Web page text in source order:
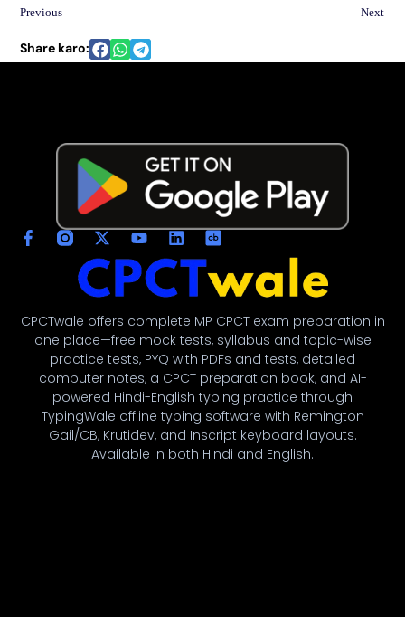
Previous Next
Share karo:
CPCTwale offers complete MP CPCT exam preparation in
one place—free mock tests, syllabus and topic-wise
practice tests, PYQ with PDFs and tests, detailed
computer notes, a CPCT preparation book, and AI-
powered Hindi-English typing practice through
TypingWale offline typing software with Remington
Gail/CB, Krutidev, and Inscript keyboard layouts.
Available in both Hindi and English.